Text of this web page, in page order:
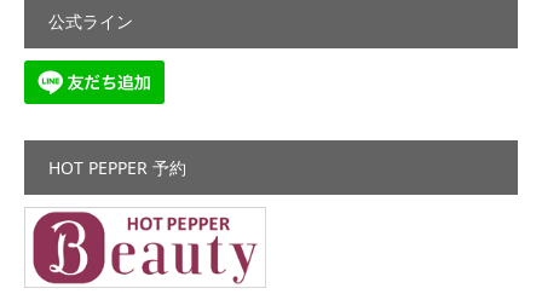
公式ライン
HOT PEPPER 予約